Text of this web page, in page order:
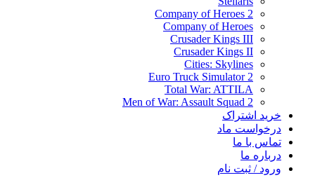
Company of Heroes 2
Company of Heroes
Crusader Kings III
Crusader Kings II
Cities: Skylines
Euro Truck Simulator 2
Total War: ATTILA
Men of War: Assault Squad 2
خرید اشتراک
درخواست ماد
تماس با ما
درباره ما
ورود / ثبت نام